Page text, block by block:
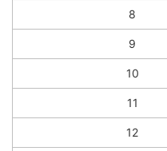
8
9
10
11
12